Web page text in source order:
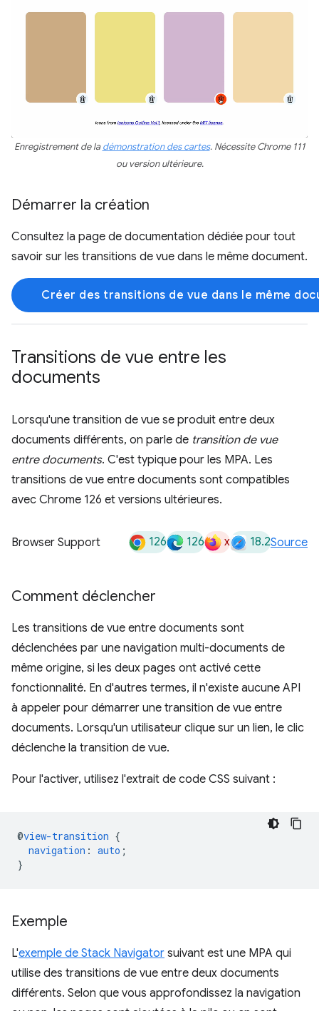
Enregistrement de ladémonstration des cartes. Nécessite Chrome 111
ou version ultérieure.
Démarrer la création
Consultez la page de documentation dédiée pour tout
savoir sur les transitions de vue dans le même document.
Créer des transitions de vue dans le même
Transitions de vue entre les
documents
Lorsqu'une transition de vue se produit entre deux
documents différents, on parle de transition de vue
entre documents. C'est typique pour les MPA. Les
transitions de vue entre documents sont compatibles
avec Chrome 126 et versions ultérieures.
Browser Support 126 126 x 18.2Source
Comment déclencher
Les transitions de vue entre documents sont
déclenchées par une navigation multi-documents de
même origine, si les deux pages ont activé cette
fonctionnalité. En d'autres termes, il n'existe aucune API
à appeler pour démarrer une transition de vue entre
documents. Lorsqu'un utilisateur clique sur un lien, le clic
déclenche la transition de vue.
Pour l'activer, utilisez l'extrait de code CSS suivant :
@view-transition {
navigation : auto ;
}
Exemple
L'exemple de Stack Navigator suivant est une MPA qui
utilise des transitions de vue entre deux documents
différents. Selon que vous approfondissez la navigation